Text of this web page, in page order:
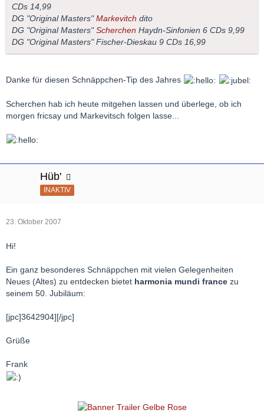
CDs 14,99
DG "Original Masters"Markevitch dito
DG "Original Masters"Scherchen Haydn-Sinfonien 6 CDs 9,99
DG "Original Masters" Fischer-Dieskau 9 CDs 16,99
Danke für diesen Schnäppchen-Tip des Jahres
Scherchen hab ich heute mitgehen lassen und überlege, ob ich
morgen fricsay und Markevitsch folgen lasse...
Hüb'
INAKTIV
23. Oktober 2007
Hi!
Ein ganz besonderes Schnäppchen mit vielen Gelegenheiten
Neues (Altes) zu entdecken bietet harmonia mundi france zu
seinem 50. Jubiläum:
[jpc]3642904][/jpc]
Grüße
Frank